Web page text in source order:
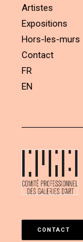
Artistes
Expositions
Hors-les-murs
Contact
FR
EN
CONTACT